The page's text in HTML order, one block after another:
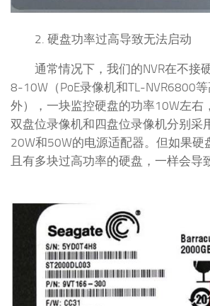
2. 硬盘功率过高导致无法启动
通常情况下，我们的NVR在不接
8-10W（PoE录像机和TL-NVR6800等
外），一块监控硬盘的功率10W左右
双盘位录像机和四盘位录像机分别采
20W和50W的电源适配器。但如果硬
且有多块过高功率的硬盘，一样会导